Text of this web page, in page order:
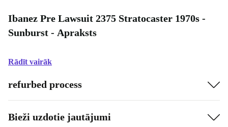
Ibanez Pre Lawsuit 2375 Stratocaster 1970s -
Sunburst - Apraksts
Rādīt vairāk
refurbed process
Bieži uzdotie jautājumi